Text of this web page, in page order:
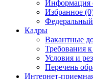
Информация
Избранное
Кадры
Вакантные
Требования
Условия и
Перечень
Интернет-